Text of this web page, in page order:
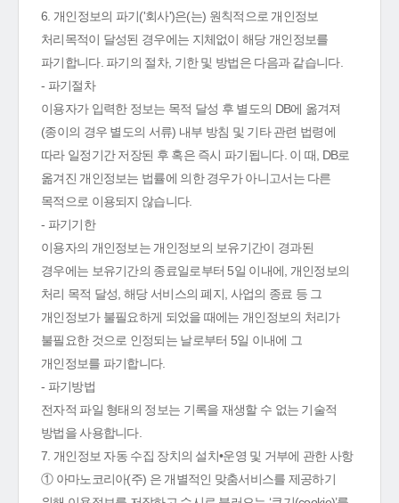
6. 개인정보의 파기('회사')은(는) 원칙적으로 개인정보
처리목적이 달성된 경우에는 지체없이 해당 개인정보를
파기합니다. 파기의 절차, 기한 및 방법은 다음과 같습니다.
- 파기절차
이용자가 입력한 정보는 목적 달성 후 별도의 DB에 옮겨져
(종이의 경우 별도의 서류) 내부 방침 및 기타 관련 법령에
따라 일정기간 저장된 후 혹은 즉시 파기됩니다. 이 때, DB로
옮겨진 개인정보는 법률에 의한 경우가 아니고서는 다른
목적으로 이용되지 않습니다.
- 파기기한
이용자의 개인정보는 개인정보의 보유기간이 경과된
경우에는 보유기간의 종료일로부터 5일 이내에, 개인정보의
처리 목적 달성, 해당 서비스의 폐지, 사업의 종료 등 그
개인정보가 불필요하게 되었을 때에는 개인정보의 처리가
불필요한 것으로 인정되는 날로부터 5일 이내에 그
개인정보를 파기합니다.
- 파기방법
전자적 파일 형태의 정보는 기록을 재생할 수 없는 기술적
방법을 사용합니다.
7. 개인정보 자동 수집 장치의 설치•운영 및 거부에 관한 사항
① 아마노코리아(주) 은 개별적인 맞춤서비스를 제공하기